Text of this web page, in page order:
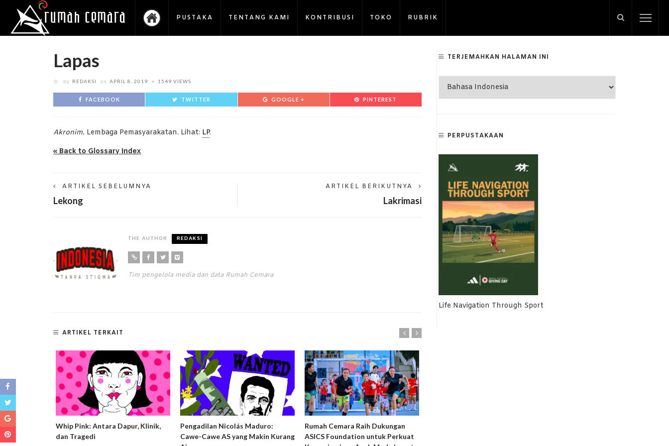
PUSTAKA TENTANG KAMI KONTRIBUSI TOKO RUBRIK
Lapas
by REDAKSI on APRIL 8, 2019 1549 VIEWS
FACEBOOK TWITTER GOOGLE + PINTEREST
Akronim. Lembaga Pemasyarakatan. Lihat: LP.
« Back to Glossary Index
ARTIKEL SEBELUMNYA
Lekong
ARTIKEL BERIKUTNYA
Lakrimasi
THE AUTHOR REDAKSI
Tim pengelola media dan data Rumah Cemara
ARTIKEL TERKAIT
Harm
dan
Whip Pink: Antara Dapur, Klinik,
dan Tragedi
Pengadilan Nicolás Maduro:
Cawe-Cawe AS yang Makin Kurang
Rumah Cemara Raih Dukungan
ASICS Foundation untuk Perkuat
TERJEMAHKAN HALAMAN INI
PERPUSTAKAAN
Life Navigation Through Sport